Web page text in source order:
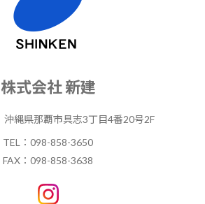
株式会社 新建
沖縄県那覇市具志3丁目4番20号2F
TEL：098-858-3650
FAX：098-858-3638